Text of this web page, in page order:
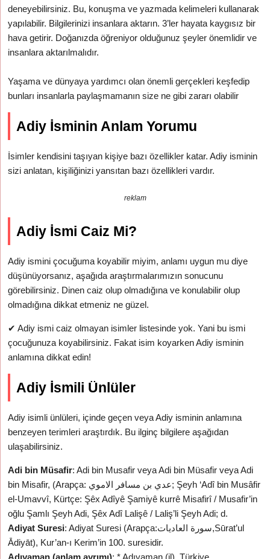
deneyebilirsiniz. Bu, konuşma ve yazmada kelimeleri kullanarak
yapılabilir. Bilgilerinizi insanlara aktarın. 3’ler hayata kaygısız bir
hava getirir. Doğanızda öğreniyor olduğunuz şeyler önemlidir ve
insanlara aktarılmalıdır.
Yaşama ve dünyaya yardımcı olan önemli gerçekleri keşfedip
bunları insanlarla paylaşmamanın size ne gibi zararı olabilir
Adiy İsminin Anlam Yorumu
İsimler kendisini taşıyan kişiye bazı özellikler katar. Adiy isminin
sizi anlatan, kişiliğinizi yansıtan bazı özellikleri vardır.
reklam
Adiy İsmi Caiz Mi?
Adiy ismini çocuğuma koyabilir miyim, anlamı uygun mu diye
düşünüyorsanız, aşağıda araştırmalarımızın sonucunu
görebilirsiniz. Dinen caiz olup olmadığına ve konulabilir olup
olmadığına dikkat etmeniz ne güzel.
✔ Adiy ismi caiz olmayan isimler listesinde yok. Yani bu ismi
çocuğunuza koyabilirsiniz. Fakat isim koyarken Adiy isminin
anlamına dikkat edin!
Adiy İsmili Ünlüler
Adiy isimli ünlüleri, içinde geçen veya Adiy isminin anlamına
benzeyen terimleri araştırdık. Bu ilginç bilgilere aşağıdan
ulaşabilirsiniz.
Adi bin Müsafir: Adi bin Musafir veya Adi bin Müsafir veya Adi
bin Misafir, (Arapça: عدي بن مسافر الاموي; Şeyh ‘Adî bin Musâfir
el-Umavvî, Kürtçe: Şêx Adîyê Şamiyê kurrê Misafirî / Musafir’in
oğlu Şamlı Şeyh Adi, Şêx Adî Lalişê / Laliş’li Şeyh Adi; d.
Adiyat Suresi: Adiyat Suresi (Arapça:سورة العاديات,Sūrat’ul
Ādiyāt), Kur’an-ı Kerim’in 100. suresidir.
Adıyaman (anlam ayrımı): * Adıyaman (il), Türkiye